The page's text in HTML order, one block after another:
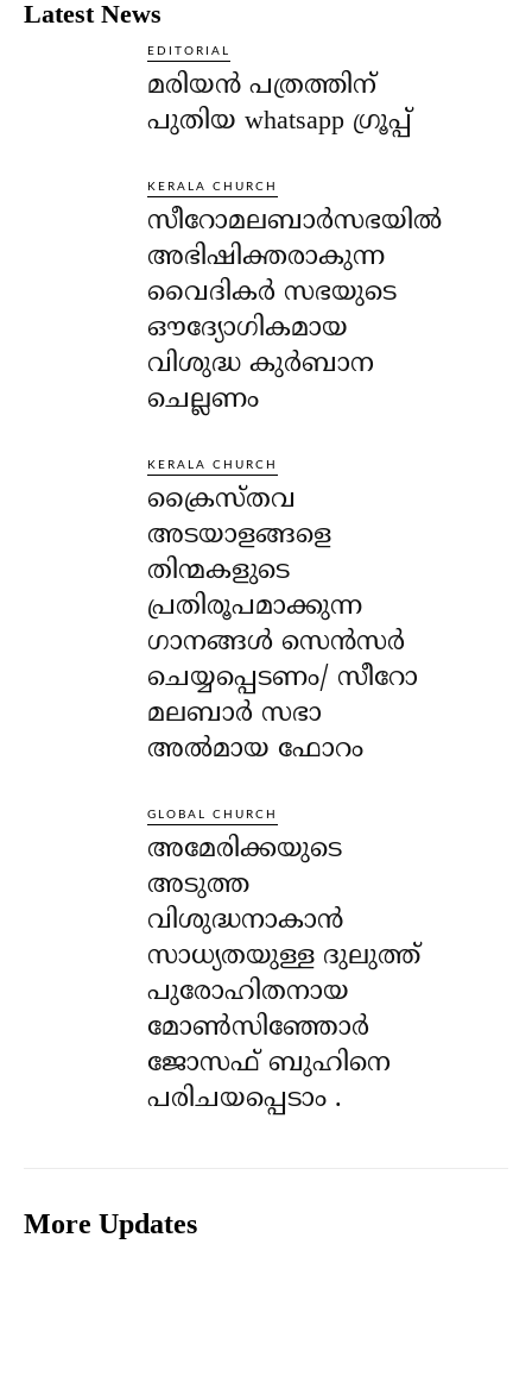
Latest News
EDITORIAL
മരിയൻ പത്രത്തിന്
പുതിയ whatsapp ഗ്രൂപ്പ്
KERALA CHURCH
സീറോമലബാർസഭയിൽ
അഭിഷിക്തരാകുന്ന
വൈദികർ സഭയുടെ
ഔദ്യോഗികമായ
വിശുദ്ധ കുർബാന
ചെല്ലണം
KERALA CHURCH
ക്രൈസ്തവ
അടയാളങ്ങളെ
തിന്മകളുടെ
പ്രതിരൂപമാക്കുന്ന
ഗാനങ്ങൾ സെൻസർ
ചെയ്യപ്പെടണം/ സീറോ
മലബാർ സഭാ
അൽമായ ഫോറം
GLOBAL CHURCH
അമേരിക്കയുടെ
അടുത്ത
വിശുദ്ധനാകാൻ
സാധ്യതയുള്ള ദുലുത്ത്
പുരോഹിതനായ
മോൺസിഞ്ഞോർ
ജോസഫ് ബുഹിനെ
പരിചയപ്പെടാം .
More Updates